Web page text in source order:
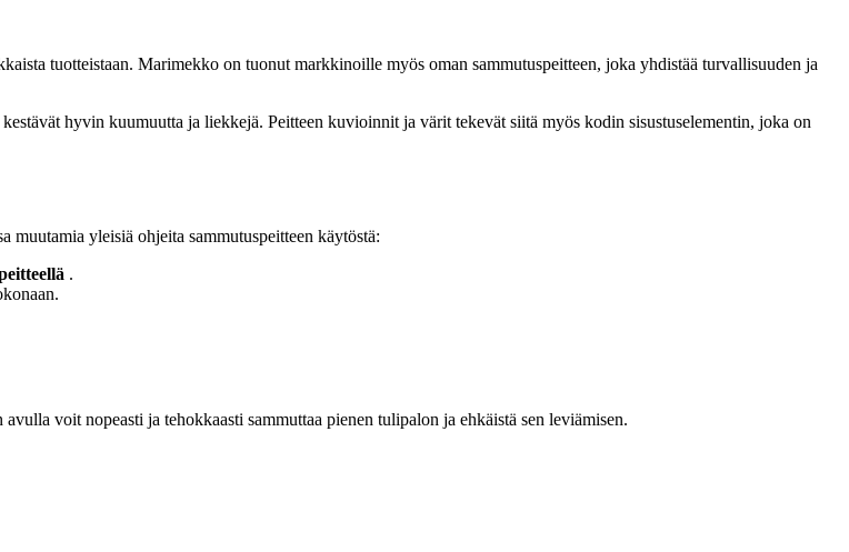
tuotteistaan. Marimekko on tuonut markkinoille myös oman sammutuspeitteen, joka yhdistää turvallisuuden ja
hyvin kuumuutta ja liekkejä. Peitteen kuvioinnit ja värit tekevät siitä myös kodin sisustuselementin, joka on
muutamia yleisiä ohjeita sammutuspeitteen käytöstä:
.
voit nopeasti ja tehokkaasti sammuttaa pienen tulipalon ja ehkäistä sen leviämisen.